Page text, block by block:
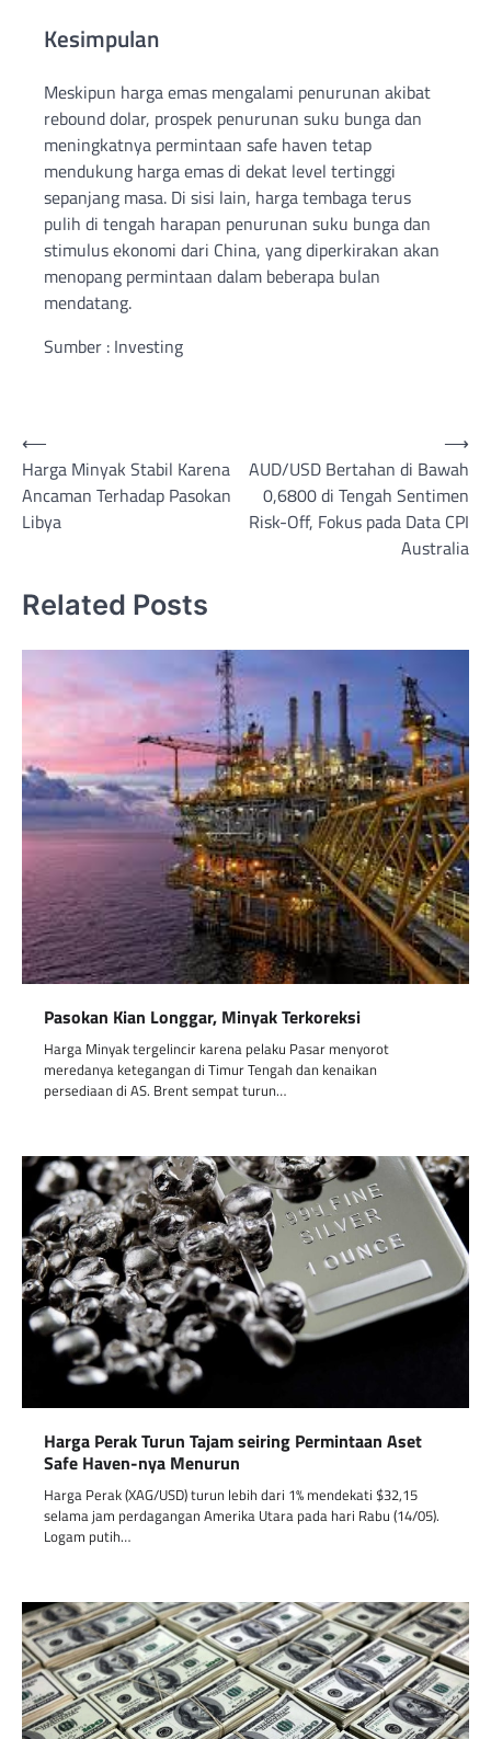
Kesimpulan
Meskipun harga emas mengalami penurunan akibat
rebound dolar, prospek penurunan suku bunga dan
meningkatnya permintaan safe haven tetap
mendukung harga emas di dekat level tertinggi
sepanjang masa. Di sisi lain, harga tembaga terus
pulih di tengah harapan penurunan suku bunga dan
stimulus ekonomi dari China, yang diperkirakan akan
menopang permintaan dalam beberapa bulan
mendatang.
Sumber : Investing
Post
navigation
⟵
Harga Minyak Stabil Karena
Ancaman Terhadap Pasokan
Libya
AUD/USD Bertahan di Bawah
0,6800 di Tengah Sentimen
Risk-Off, Fokus pada Data CPI
Australia
⟶
Related Posts
Pasokan Kian Longgar, Minyak Terkoreksi
Harga Minyak tergelincir karena pelaku Pasar menyorot
meredanya ketegangan di Timur Tengah dan kenaikan
persediaan di AS. Brent sempat turun…
Harga Perak Turun Tajam seiring Permintaan Aset
Safe Haven-nya Menurun
Harga Perak (XAG/USD) turun lebih dari 1% mendekati $32,15
selama jam perdagangan Amerika Utara pada hari Rabu (14/05).
Logam putih…